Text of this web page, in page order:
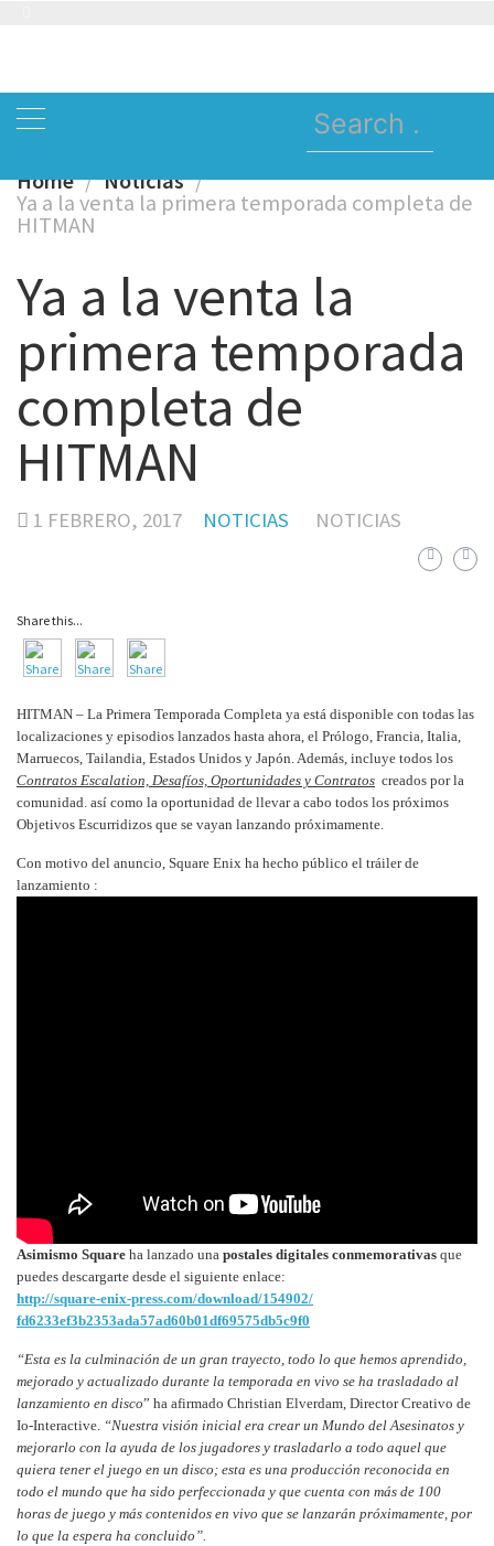
Search
for:
Home Noticias
Ya a la venta la primera temporada completa de
HITMAN
Ya a la venta la
primera temporada
completa de
HITMAN
1 FEBRERO, 2017 NOTICIAS NOTICIAS
Share this...
HITMAN – La Primera Temporada Completa ya está disponible con todas las
localizaciones y episodios lanzados hasta ahora, el Prólogo, Francia, Italia,
Marruecos, Tailandia, Estados Unidos y Japón. Además, incluye todos los
Contratos Escalation, Desafíos, Oportunidades y Contratos creados por la
comunidad. así como la oportunidad de llevar a cabo todos los próximos
Objetivos Escurridizos que se vayan lanzando próximamente.
Con motivo del anuncio, Square Enix ha hecho público el tráiler de
lanzamiento :
Asimismo Square ha lanzado una postales digitales conmemorativas que
puedes descargarte desde el siguiente enlace:
http://square-enix-press.com/download/154902/
fd6233ef3b2353ada57ad60b01df69575db5c9f0
“Esta es la culminación de un gran trayecto, todo lo que hemos aprendido,
mejorado y actualizado durante la temporada en vivo se ha trasladado al
lanzamiento en disco” ha afirmado Christian Elverdam, Director Creativo de
Io-Interactive. “Nuestra visión inicial era crear un Mundo del Asesinatos y
mejorarlo con la ayuda de los jugadores y trasladarlo a todo aquel que
quiera tener el juego en un disco; esta es una producción reconocida en
todo el mundo que ha sido perfeccionada y que cuenta con más de 100
horas de juego y más contenidos en vivo que se lanzarán próximamente, por
lo que la espera ha concluido”.